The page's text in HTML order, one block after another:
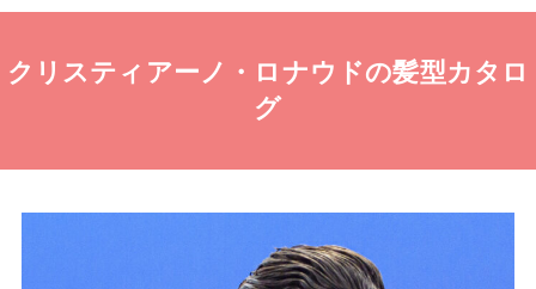
クリスティアーノ・ロナウドの髪型カタロ
グ